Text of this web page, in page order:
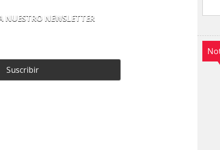
NUESTRO NEWSLETTER
Suscribir